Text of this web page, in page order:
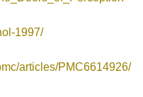
1997/
articles/PMC6614926/